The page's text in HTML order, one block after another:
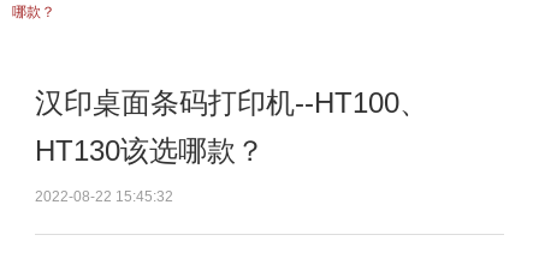
哪款？
汉印桌面条码打印机--HT100、
HT130该选哪款？
2022-08-22 15:45:32